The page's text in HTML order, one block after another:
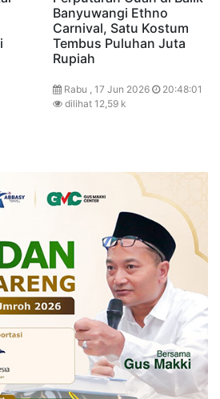
Banyuwangi Ethno
Carnival, Satu Kostum
Tembus Puluhan Juta
Rupiah
Rabu , 17 Jun 2026
20:48:01
dilihat 12,59 k